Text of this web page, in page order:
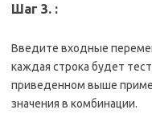
Шаг 3. :
Введите входные
каждая строка будет
приведенном выше
значения в комбинации.